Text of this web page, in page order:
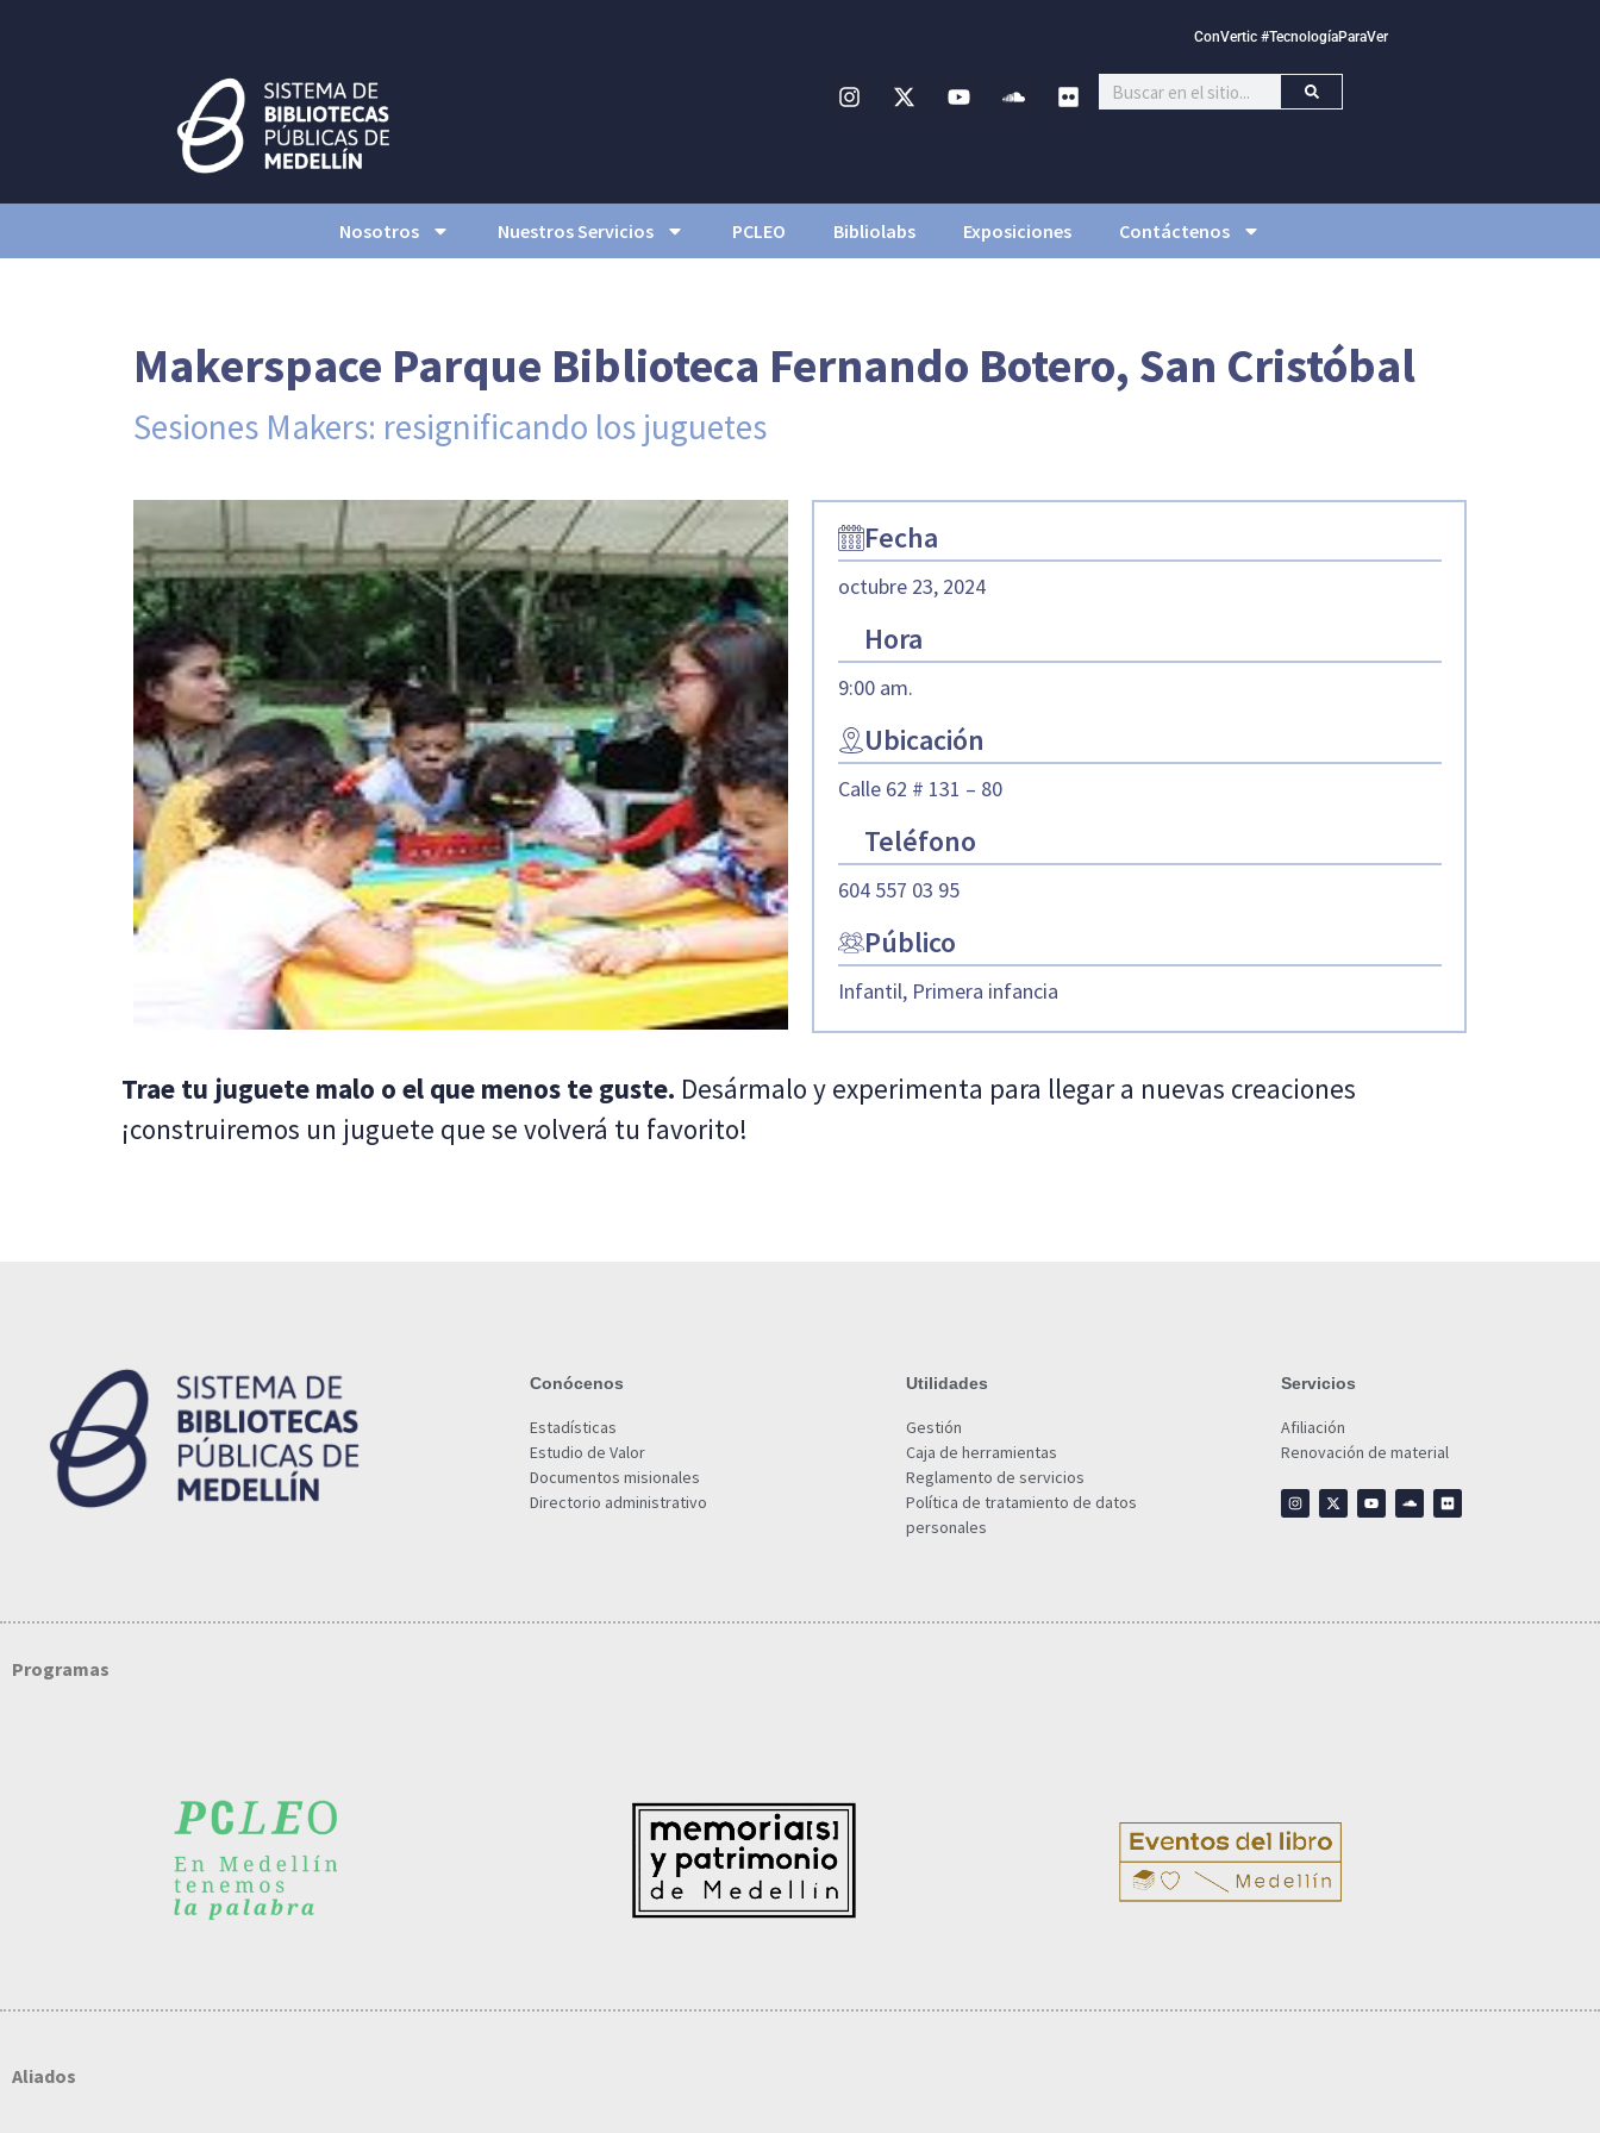
ConVertic #TecnologíaParaVer
Nosotros Nuestros Servicios PCLEO Bibliolabs Exposiciones Contáctenos
Makerspace Parque Biblioteca Fernando Botero, San Cristóbal
Sesiones Makers: resignificando los juguetes
Fecha
octubre 23, 2024
Hora
9:00 am.
Ubicación
Calle 62 # 131 – 80
Teléfono
604 557 03 95
Público
Infantil, Primera infancia
Trae tu juguete malo o el que menos te guste. Desármalo y experimenta para llegar a nuevas creaciones
¡construiremos un juguete que se volverá tu favorito!
Conócenos
Estadísticas
Estudio de Valor
Documentos misionales
Directorio administrativo
Utilidades
Gestión
Caja de herramientas
Reglamento de servicios
Política de tratamiento de datos
personales
Servicios
Afiliación
Renovación de material
Programas
Aliados